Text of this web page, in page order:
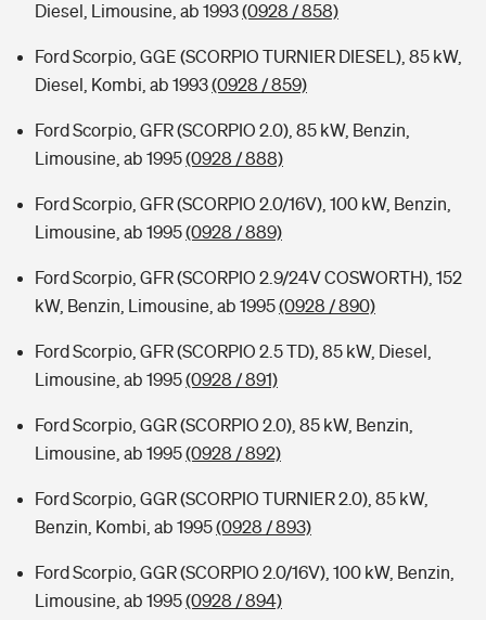
Diesel, Limousine, ab 1993(0928 / 858)
Ford Scorpio, GGE (SCORPIO TURNIER DIESEL), 85 kW,
Diesel, Kombi, ab 1993(0928 / 859)
Ford Scorpio, GFR (SCORPIO 2.0), 85 kW, Benzin,
Limousine, ab 1995(0928 / 888)
Ford Scorpio, GFR (SCORPIO 2.0/16V), 100 kW, Benzin,
Limousine, ab 1995(0928 / 889)
Ford Scorpio, GFR (SCORPIO 2.9/24V COSWORTH), 152
kW, Benzin, Limousine, ab 1995(0928 / 890)
Ford Scorpio, GFR (SCORPIO 2.5 TD), 85 kW, Diesel,
Limousine, ab 1995(0928 / 891)
Ford Scorpio, GGR (SCORPIO 2.0), 85 kW, Benzin,
Limousine, ab 1995(0928 / 892)
Ford Scorpio, GGR (SCORPIO TURNIER 2.0), 85 kW,
Benzin, Kombi, ab 1995(0928 / 893)
Ford Scorpio, GGR (SCORPIO 2.0/16V), 100 kW, Benzin,
Limousine, ab 1995(0928 / 894)